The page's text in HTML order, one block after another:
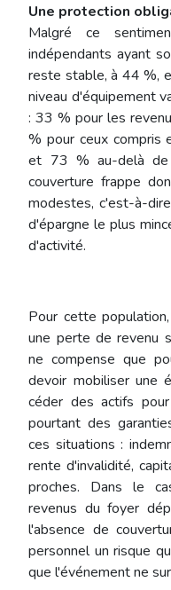
Une protection
Malgré ce
indépendants ayant
reste stable, à 44 %,
niveau d'équipement
: 33 % pour les
% pour ceux
et 73 % au-delà
couverture frappe
modestes, c'est-à-
d'épargne le plus
d'activité.
Pour cette
une perte de revenu
ne compense que
devoir mobiliser une
céder des actifs
pourtant des
ces situations :
rente d'invalidité,
proches. Dans le
revenus du foyer
l'absence de
personnel un risque
que l'événement ne